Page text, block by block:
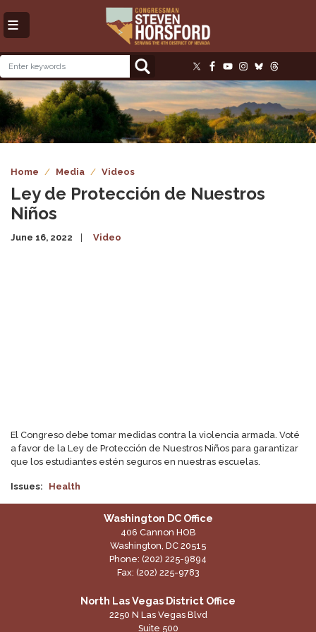
to
main
Image
Home Media Videos
Ley de Protección de Nuestros
Niños
June 16, 2022 Video
El Congreso debe tomar medidas contra la violencia armada. Voté
a favor de la Ley de Protección de Nuestros Niños para garantizar
que los estudiantes estén seguros en nuestras escuelas.
Issues: Health
Washington DC Office
406 Cannon HOB
Washington, DC20515
Phone: (202) 225-9894
Fax: (202) 225-9783
North Las Vegas District Office
2250 N Las Vegas Blvd
Suite 500